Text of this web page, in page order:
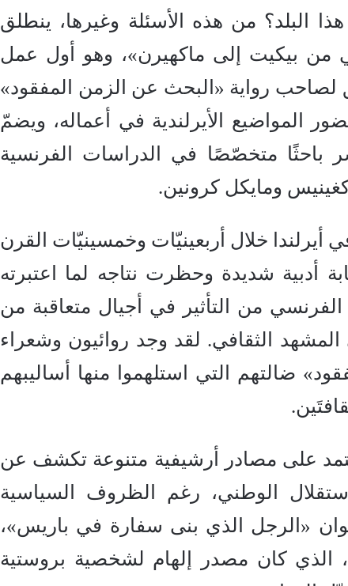
البلد؟ من هذه الأسئلة وغيرها، ينطلق
من بيكيت إلى ماكهيرن»، وهو أول عمل
لصاحب رواية «البحث عن الزمن المفقود»
المواضيع الأيرلندية في أعماله، ويضمّ
باحثًا متخصّصًا في الدراسات الفرنسية
ومايكل كرونين.
خلال أربعينيّات وخمسينيّات القرن
أدبية شديدة وحظرت نتاجه لما اعتبرته
من التأثير في أجيال متعاقبة من
المشهد الثقافي. لقد وجد روائيون وشعراء
ضالتهم التي استلهموا منها أساليبهم
على مصادر أرشيفية متنوعة تكشف عن
الوطني، رغم الظروف السياسية
«الرجل الذي بنى سفارة في باريس»،
كان مصدر إلهام لشخصية بروستية